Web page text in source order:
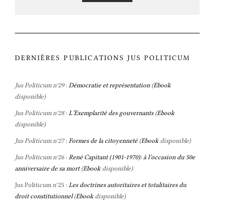
DERNIÈRES PUBLICATIONS JUS POLITICUM
Jus Politicum n°29: Démocratie et représentation (Ebook
disponible)
Jus Politicum n°28: L’Exemplarité des gouvernants(Ebook
disponible)
Jus Politicum n°27: Formes de la citoyenneté(Ebookdisponible)
Jus Politicum n°26: René Capitant (1901-1970): à l’occasion du 50e
anniversaire de sa mort(Ebookdisponible)
Jus Politicum n°25 : Les doctrines autoritaires et totalitaires du
droit constitutionnel(Ebookdisponible)